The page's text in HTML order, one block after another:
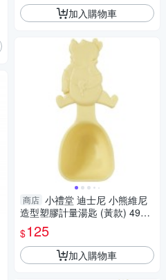
加入購物車
商店 小禮堂 迪士尼 小熊維尼
造型塑膠計量湯匙 (黃款) 4904
121-365313
$125
加入購物車